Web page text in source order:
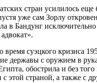
стран усилилось еще
уже сам Зорлу
в Бандунг
суэцкого кризиса
державы с оружием в
обострила и без
этой страной, а также с